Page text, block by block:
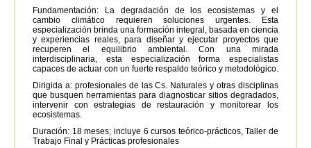
Fundamentación:
La degradación de los ecosistemas y el
cambio climático requieren soluciones urgentes. Esta
especialización brinda una formación integral, basada en ciencia
y experiencias reales, para diseñar y ejecutar proyectos que
recuperen el equilibrio ambiental. Con una mirada
interdisciplinaria, esta especialización forma especialistas
capaces de actuar con un fuerte respaldo teórico y metodológico.
Dirigida a: profesionales de las Cs. Naturales y otras disciplinas
que busquen herramientas para diagnosticar sitios degradados,
intervenir con estrategias de restauración y monitorear los
ecosistemas.
Duración: 18 meses; incluye 6 cursos teórico-prácticos, Taller de
Trabajo Final y Prácticas profesionales